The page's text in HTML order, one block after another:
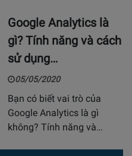
Google Analytics là
gì? Tính năng và cách
sử dụng…
05/05/2020
Bạn có biết vai trò của
Google Analytics là gì
không? Tính năng và…